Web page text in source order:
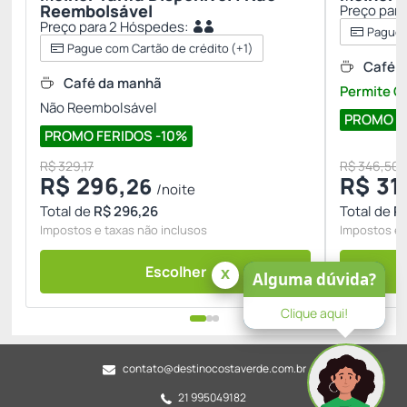
Reembolsável
Preço para 2 Hóspedes:
Pague com Cartão de crédito(+1)
PROMO FERIDOS -10%
Café da manhã
Não Reembolsável
R$ 329,17
R$ 296,26 /noite
Total deR$ 296,26
Impostos e taxas não inclusos
Escolher
Preço
Pague
PROMO
Café
Permite
R$ 346,50
R$
Total de
Impostos e
contato@destinocostaverde.com.br
21 995049182
Alguma dúvida?
Clique aqui!
x